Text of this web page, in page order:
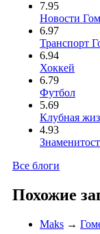
7.95
Новости
6.97
Транспорт
6.94
Хоккей
6.79
Футбол
5.69
Клубная
4.93
Все блоги
Похожие
Maks →